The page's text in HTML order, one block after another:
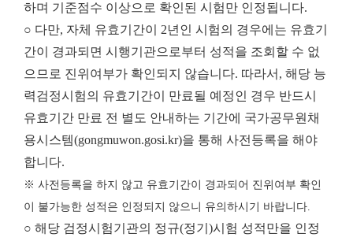
하며 기준점수 이상으로 확인된 시험만 인정됩니다.
○ 다만, 자체 유효기간이 2년인 시험의 경우에는 유효기
간이 경과되면 시행기관으로부터 성적을 조회할 수 없
으므로 진위여부가 확인되지 않습니다. 따라서, 해당 능
력검정시험의 유효기간이 만료될 예정인 경우 반드시
유효기간 만료 전 별도 안내하는 기간에 국가공무원채
용시스템(gongmuwon.gosi.kr)을 통해 사전등록을 해야
합니다.
※ 사전등록을 하지 않고 유효기간이 경과되어 진위여부 확인
이 불가능한 성적은 인정되지 않으니 유의하시기 바랍니다.
○ 해당 검정시험기관의 정규(정기)시험 성적만을 인정